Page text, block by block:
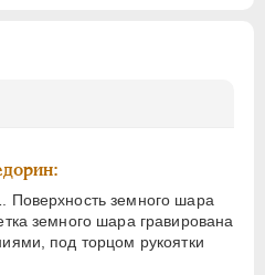
земного шара
земного шара гравирована
под торцом рукоятки